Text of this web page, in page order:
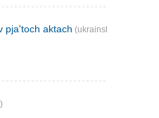
pja'toch aktach (ukrainsk)